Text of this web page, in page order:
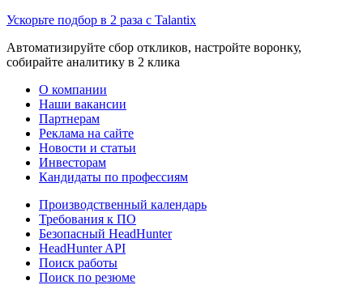
Ускорьте подбор в 2 раза с Talantix
Автоматизируйте сбор откликов, настройте воронку,
собирайте аналитику в 2 клика
О компании
Наши вакансии
Партнерам
Реклама на сайте
Новости и статьи
Инвесторам
Кандидаты по профессиям
Производственный календарь
Требования к ПО
Безопасный HeadHunter
HeadHunter API
Поиск работы
Поиск по резюме